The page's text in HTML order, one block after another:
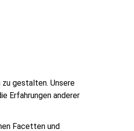
gestalten. Unsere
Erfahrungen anderer
Facetten und